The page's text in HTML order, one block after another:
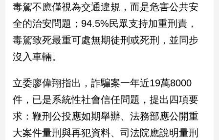
冠
毒
專
區
南
台
灣
觀
點
毒駕不應僅視為交通違規，而是危害公共安
全的治安問題；94.5%民眾支持加重刑責，
毒駕致死最重可處無期徒刑或死刑，並同步
沒入車輛。
立委廖偉翔指出，詐騙案一年近19萬8000
件，已是系統性社會信任問題，提出四項要
求：鞭刑公投應如期舉辦、法務部應公開重
大案件量刑與再犯資料、司法院應說明量刑